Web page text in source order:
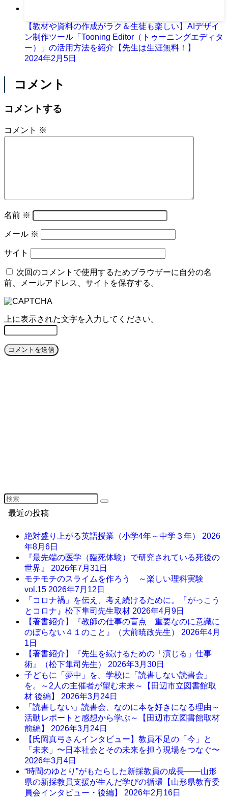
【教材や資料の作成がラク＆生徒も楽しい】AIデザイ
ン制作ツール「Tooning Editor（トゥーニングエディタ
ー）」の活用方法を紹介【先生は生涯無料！】
2024年2月5日
コメント
コメントする
コメント ※
名前 ※
メール ※
サイト
次回のコメントで使用するためブラウザーに自分の名
前、メールアドレス、サイトを保存する。
上に表示された文字を入力してください。
最近の投稿
絶対盛り上がる英語授業（小学4年～中学３年） 2026
年8月6日
『最先端の医学（臨死体験）で研究されている死後の
世界』 2026年7月31日
モチモチのスライムを作ろう ～楽しい理科実験
vol.15 2026年7月12日
「コロナ禍」を伝え、考え続けるために。『がっこう
とコロナ』松下隼司先生取材 2026年4月9日
【著書紹介】『教師の仕事の盲点 重要なのに意識に
のぼらない４１のこと』（大前暁政先生） 2026年4月
1日
【著書紹介】『先生を続けるための「演じる」仕事
術』（松下隼司先生） 2026年3月30日
子どもに「夢中」を。学校に「読書しない読書会」
を。～2人の主催者が望む未来～【田辺市立図書館取
材 後編】 2026年3月24日
「読書しない」読書会、なのに本を好きになる理由～
活動レポートと感想から学ぶ～【田辺市立図書館取材
前編】 2026年3月24日
【氏岡真弓さんインタビュー】教員不足の「今」と
「未来」〜日本社会とその未来を担う現場をつなぐ〜
2026年3月4日
“時間のゆとり”がもたらした新採教員の成長――山形
県の新採教員支援が生んだ学びの循環【山形県教育委
員会インタビュー・後編】 2026年2月16日